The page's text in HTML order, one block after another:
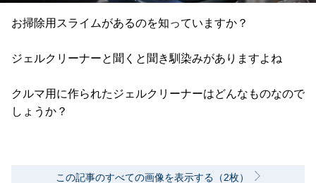
お掃除用スライムがあるのを知っていますか？
ジェルクリーナーと聞くと聞き馴染みがありますよね
クルマ用に作られたジェルクリーナーはどんなものなので
しょうか？
この記事のすべての画像を表示する（2枚）